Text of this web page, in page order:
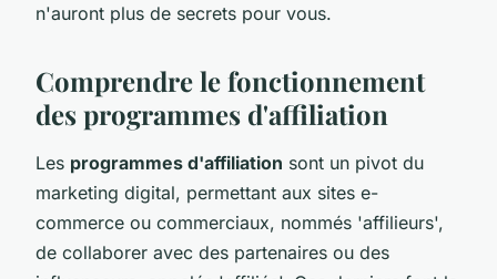
n'auront plus de secrets pour vous.
Comprendre le fonctionnement
des programmes d'affiliation
Les programmes d'affiliation sont un pivot du
marketing digital, permettant aux sites e-
commerce ou commerciaux, nommés 'affilieurs',
de collaborer avec des partenaires ou des